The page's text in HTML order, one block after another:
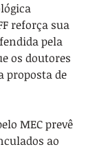
reforça sua
pela
os doutores
proposta de
MEC prevê
ao